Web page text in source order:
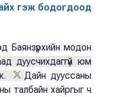
гэж бодогдоод
Баянзүрхийн модон
дуусчихдаггүй юм
Дайн дууссаны
талбайн хайргыг ч